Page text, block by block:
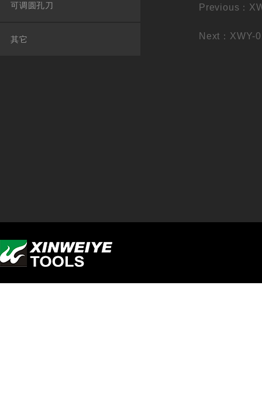
可调圆孔刀
其它
Previous：
Next：XWY-